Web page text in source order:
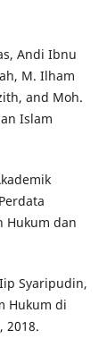
Andi Ibnu
M. Ilham
and Moh.
Islam
Hukum dan
Syaripudin,
Hukum di
2018.